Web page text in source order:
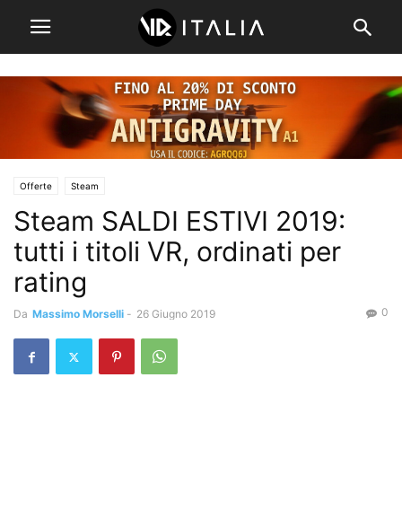
Offerte Steam
Steam SALDI ESTIVI 2019:
tutti i titoli VR, ordinati per
rating
Da Massimo Morselli - 26 Giugno 2019 0